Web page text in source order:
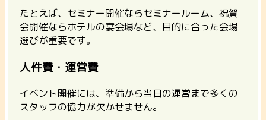
たとえば、セミナー開催ならセミナールーム、祝賀
会開催ならホテルの宴会場など、目的に合った会場
選びが重要です。
人件費・運営費
イベント開催には、準備から当日の運営まで多くの
スタッフの協力が欠かせません。